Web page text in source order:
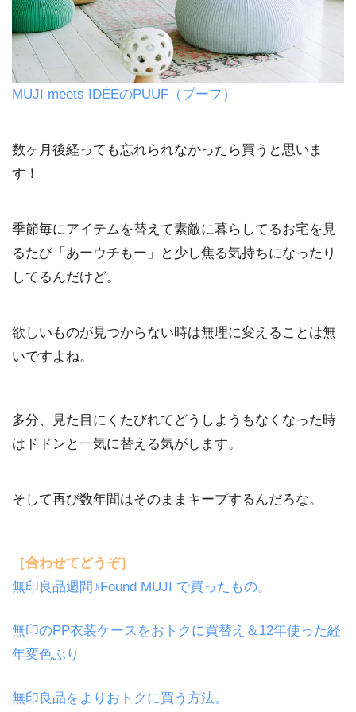
MUJI meets IDÉEのPUUF（プーフ）
数ヶ月後経っても忘れられなかったら買うと思いま
す！
季節毎にアイテムを替えて素敵に暮らしてるお宅を見
るたび「あーウチもー」と少し焦る気持ちになったり
してるんだけど。
欲しいものが見つからない時は無理に変えることは無
いですよね。
多分、見た目にくたびれてどうしようもなくなった時
はドドンと一気に替える気がします。
そして再び数年間はそのままキープするんだろな。
［合わせてどうぞ］
無印良品週間♪Found MUJI で買ったもの。
無印のPP衣装ケースをおトクに買替え＆12年使った経
年変色ぶり
無印良品をよりおトクに買う方法。